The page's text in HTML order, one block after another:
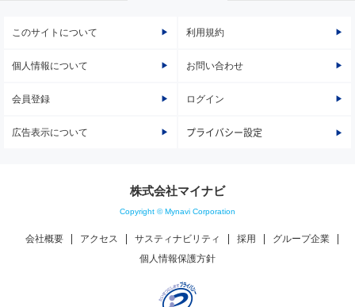
このサイトについて 利用規約
個人情報について お問い合わせ
会員登録 ログイン
広告表示について プライバシー設定
株式会社マイナビ
Copyright © Mynavi Corporation
会社概要 アクセス サスティナビリティ 採用
グループ企業
個人情報保護方針